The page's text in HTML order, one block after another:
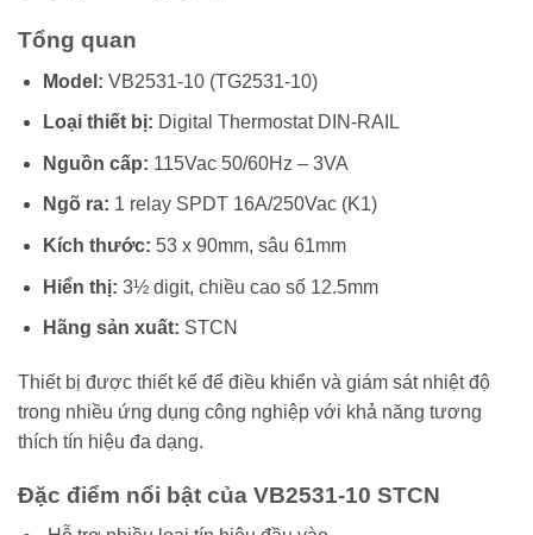
Tổng quan
Model: VB2531-10 (TG2531-10)
Loại thiết bị: Digital Thermostat DIN-RAIL
Nguồn cấp: 115Vac 50/60Hz – 3VA
Ngõ ra: 1 relay SPDT 16A/250Vac (K1)
Kích thước: 53 x 90mm, sâu 61mm
Hiển thị: 3½ digit, chiều cao số 12.5mm
Hãng sản xuất: STCN
Thiết bị được thiết kế để điều khiển và giám sát nhiệt độ
trong nhiều ứng dụng công nghiệp với khả năng tương
thích tín hiệu đa dạng.
Đặc điểm nổi bật của VB2531-10 STCN